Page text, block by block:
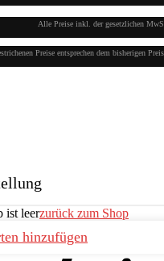
Alle Preise inkl. der gesetzlichen
Preise entsprechen dem bisherigen
ist leerzurück zum Shop
hinzufügen